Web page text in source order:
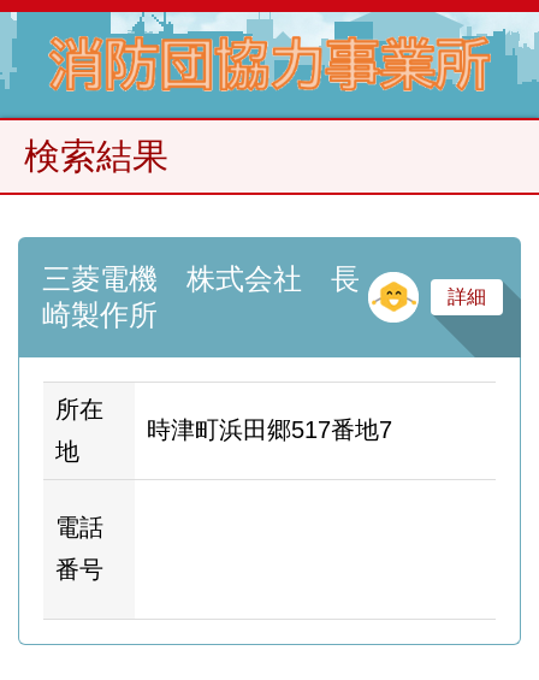
検索結果
三菱電機 株式会社 長
崎製作所
そ
詳細
所在
地
時津町浜田郷517番地7
電話
番号